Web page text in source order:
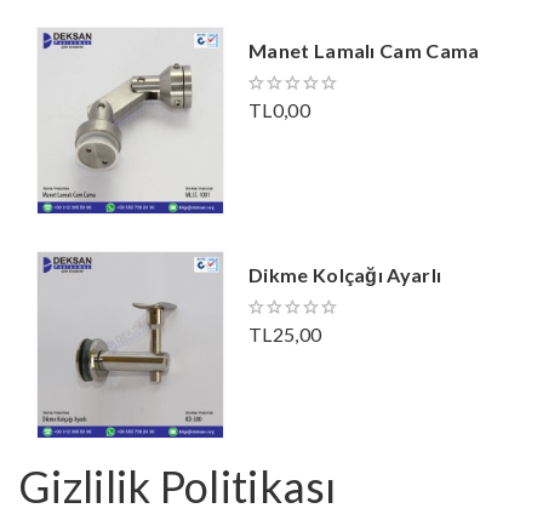
Manet Lamalı Cam Cama
TL0,00
Dikme Kolçağı Ayarlı
TL25,00
Gizlilik Politikası